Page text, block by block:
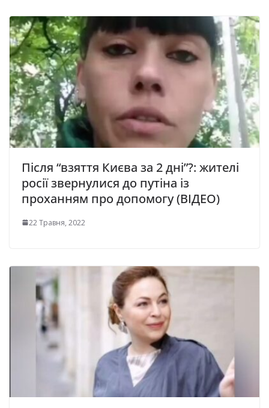
Після “взяття Києва за 2 дні”?: жителі
росії звернулися до путіна із
проханням про допомогу (ВІДЕО)
22 Травня, 2022